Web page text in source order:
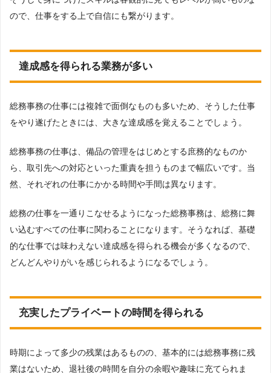
ので、仕事をする上で自信にも繋がります。
達成感を得られる業務が多い
総務事務の仕事には複雑で面倒なものも多いため、そうした仕事
をやり遂げたときには、大きな達成感を覚えることでしょう。
総務事務の仕事は、備品の管理をはじめとする庶務的なものか
ら、取引先への対応といった重責を担うものまで幅広いです。当
然、それぞれの仕事にかかる時間や手間は異なります。
総務の仕事を一通りこなせるようになった総務事務は、総務に舞
い込むすべての仕事に関わることになります。そうなれば、基礎
的な仕事では味わえない達成感を得られる機会が多くなるので、
どんどんやりがいを感じられるようになるでしょう。
充実したプライベートの時間を得られる
時期によって多少の残業はあるものの、基本的には総務事務に残
業はないため、退社後の時間を自分の余暇や趣味に充てられま